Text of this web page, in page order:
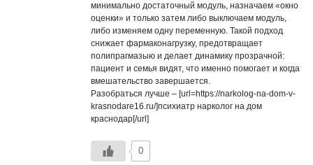
минимально достаточный модуль, назначаем «окно
оценки» и только затем либо выключаем модуль,
либо изменяем одну переменную. Такой подход
снижает фармаконагрузку, предотвращает
полипрагмазыю и делает динамику прозрачной:
пациент и семья видят, что именно помогает и когда
вмешательство завершается.
Разобраться лучше – [url=https://narkolog-na-dom-v-
krasnodare16.ru/]психиатр нарколог на дом
краснодар[/url]
0